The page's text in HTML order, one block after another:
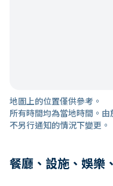
地圖上的位置僅供參考。
所有時間均為當地時間。
不另行通知的情況下變更。
餐廳、設施、娛樂